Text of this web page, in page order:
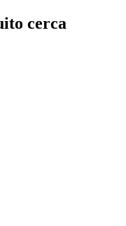
cerca